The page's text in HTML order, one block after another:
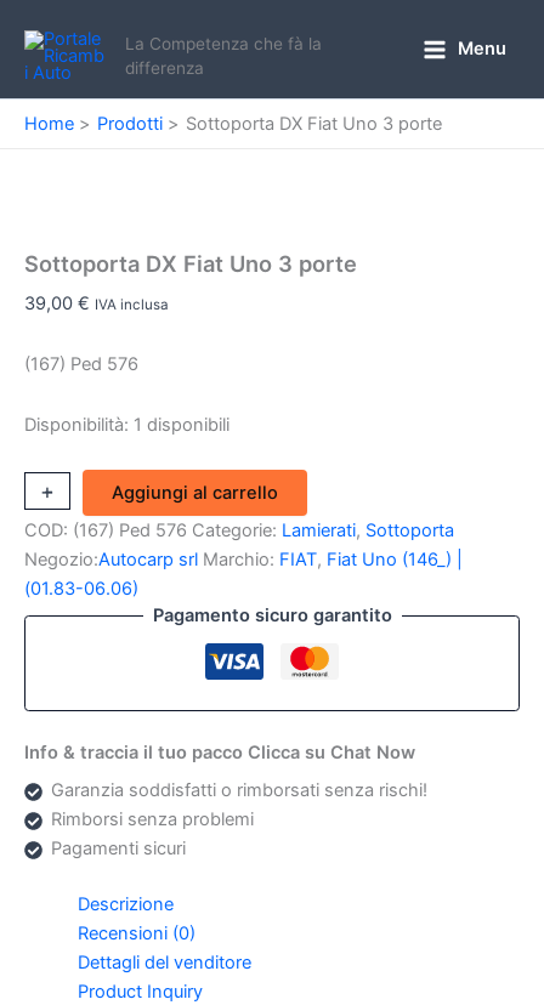
contenuto
La Competenza che fà la
differenza
Menu
Menu
Home Prodotti Sottoporta DX Fiat Uno 3 porte
Sottoporta DX Fiat Uno 3 porte
39,00 € IVA inclusa
(167) Ped 576
Disponibilità: 1 disponibili
-
Sottoporta
DX
Fiat
Uno
3
porte
+
Aggiungi al carrello
COD: (167) Ped 576 Categorie: Lamierati, Sottoporta
Negozio:Autocarp srl Marchio: FIAT, Fiat Uno (146_) |
(01.83-06.06)
Pagamento sicuro garantito
Info & traccia il tuo pacco Clicca su Chat Now
Garanzia soddisfatti o rimborsati senza rischi!
Rimborsi senza problemi
Pagamenti sicuri
Descrizione
Recensioni (0)
Dettagli del venditore
Product Inquiry